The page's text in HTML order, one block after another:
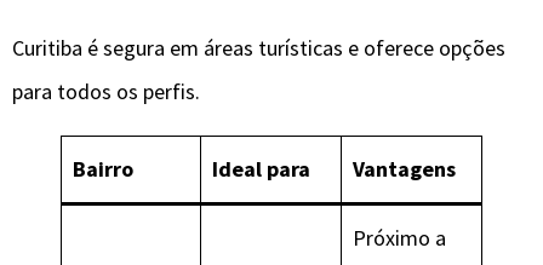
Curitiba é segura em áreas turísticas e oferece opções
para todos os perfis.
Bairro Ideal para Vantagens
Próximo a